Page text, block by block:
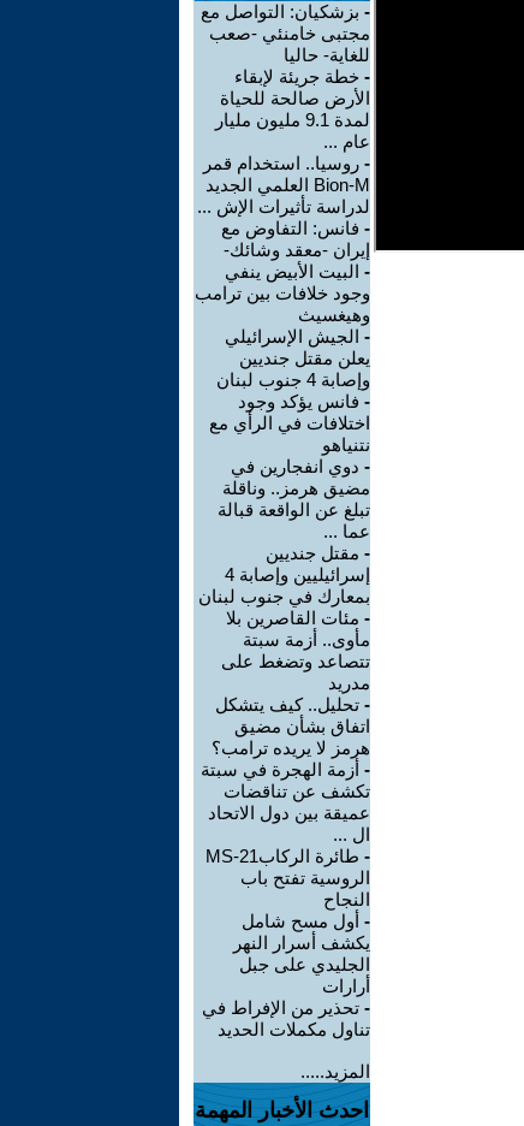
- بزشكيان: التواصل مع
مجتبى خامنئي -صعب
للغاية- حاليا
- خطة جريئة لإبقاء
الأرض صالحة للحياة
لمدة 9.1 مليون مليار
عام ...
- روسيا.. استخدام قمر
Bion-M العلمي الجديد
لدراسة تأثيرات الإش ...
- فانس: التفاوض مع
إيران -معقد وشائك-
- البيت الأبيض ينفي
وجود خلافات بين ترامب
وهيغسيث
- الجيش الإسرائيلي
يعلن مقتل جنديين
وإصابة 4 جنوب لبنان
- فانس يؤكد وجود
اختلافات في الرأي مع
نتنياهو
- دوي انفجارين في
مضيق هرمز.. وناقلة
تبلغ عن الواقعة قبالة
عما ...
- مقتل جنديين
إسرائيليين وإصابة 4
بمعارك في جنوب لبنان
- مئات القاصرين بلا
مأوى.. أزمة سبتة
تتصاعد وتضغط على
مدريد
- تحليل.. كيف يتشكل
اتفاق بشأن مضيق
هرمز لا يريده ترامب؟
- أزمة الهجرة في سبتة
تكشف عن تناقضات
عميقة بين دول الاتحاد
ال ...
-
طائرة الركابMS-21
الروسية تفتح باب
النجاح
- أول مسح شامل
يكشف أسرار النهر
الجليدي على جبل
أرارات
- تحذير من الإفراط في
تناول مكملات الحديد
المزيد.....
احدث الأخبار المهمة